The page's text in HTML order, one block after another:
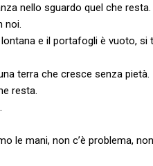
nello sguardo quel che resta.
noi.
e il portafogli è vuoto,
terra che cresce senza pietà.
resta.
le mani, non c’è problema,